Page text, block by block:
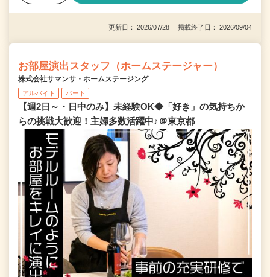
更新日： 2026/07/28 掲載終了日： 2026/09/04
お部屋演出スタッフ（ホームステージャー）
株式会社サマンサ・ホームステージング
アルバイト パート
【週2日～・日中のみ】未経験OK◆「好き」の気持ちか
らの挑戦大歓迎！主婦多数活躍中♪＠東京都